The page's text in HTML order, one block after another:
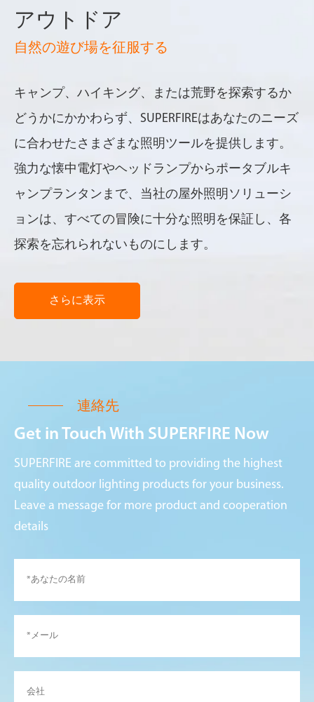
アウトドア
自然の遊び場を征服する
キャンプ、ハイキング、または荒野を探索するか
どうかにかかわらず、SUPERFIREはあなたのニーズ
に合わせたさまざまな照明ツールを提供します。
強力な懐中電灯やヘッドランプからポータブルキ
ャンプランタンまで、当社の屋外照明ソリューシ
ョンは、すべての冒険に十分な照明を保証し、各
探索を忘れられないものにします。
さらに表示
連絡先
Get in Touch With SUPERFIRE Now
SUPERFIRE are committed to providing the highest
quality outdoor lighting products for your business.
Leave a message for more product and cooperation
details